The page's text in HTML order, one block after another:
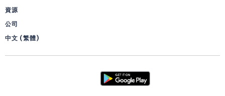
資源
公司
中文 (繁體)